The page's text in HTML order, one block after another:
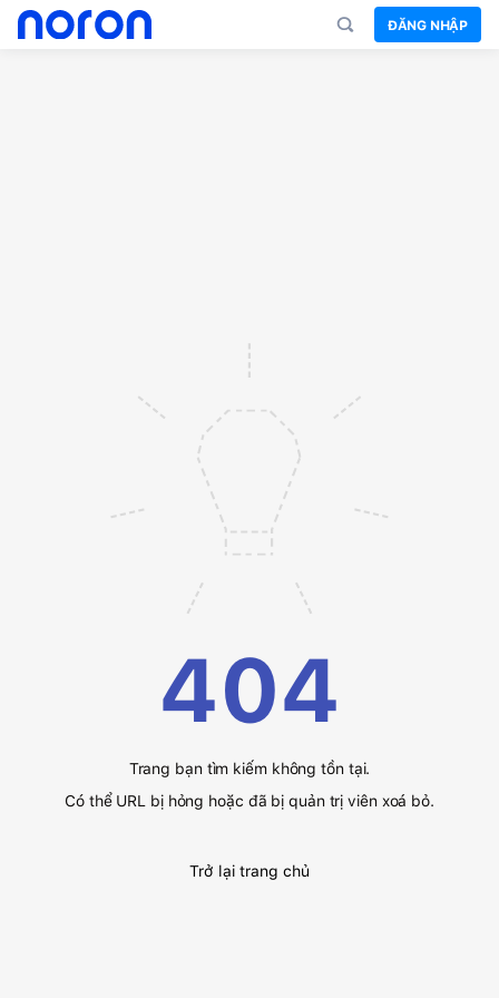
ĐĂNG NHẬP
404
Trang bạn tìm kiếm không tồn tại.
Có thể URL bị hỏng hoặc đã bị quản trị viên xoá bỏ.
Trở lại trang chủ